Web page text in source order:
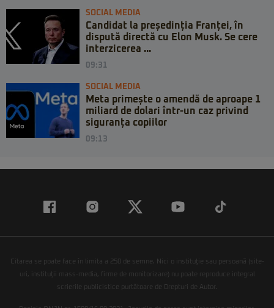
SOCIAL MEDIA
Candidat la președinția Franței, în
dispută directă cu Elon Musk. Se cere
interzicerea ...
09:31
SOCIAL MEDIA
Meta primește o amendă de aproape 1
miliard de dolari într-un caz privind
siguranța copiilor
09:13
Citarea se poate face în limita a 250 de semne. Nici o instituţie sau persoană (site-
uri, instituţii mass-media, firme de monitorizare) nu poate reproduce integral
scrierile publicistice purtătoare de Drepturi de Autor.